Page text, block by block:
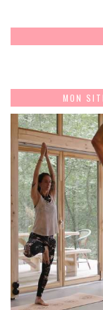
MON